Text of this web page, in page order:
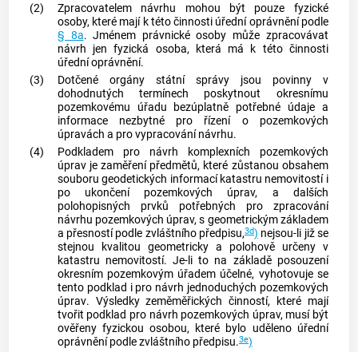
(2)
Zpracovatelem návrhu mohou být pouze fyzické
osoby, které mají k této činnosti úřední oprávnění podle
§ 8a. Jménem právnické osoby může zpracovávat
návrh jen fyzická osoba, která má k této činnosti
úřední oprávnění.
(3)
Dotčené orgány státní správy jsou povinny v
dohodnutých termínech poskytnout okresnímu
pozemkovému úřadu bezúplatně potřebné údaje a
informace nezbytné pro řízení o pozemkových
úpravách a pro vypracování návrhu.
(4)
Podkladem pro návrh komplexních pozemkových
úprav je zaměření předmětů, které zůstanou obsahem
souboru geodetických informací katastru nemovitostíi
po ukončení pozemkových úprav, a dalších
polohopisných prvků potřebných pro zpracování
návrhu pozemkových úprav, s geometrickým základem
a přesností podle zvláštního předpisu,3d) nejsou-li již se
stejnou kvalitou geometricky a polohově určeny v
katastru nemovitostí. Je-li to na základě posouzení
okresním pozemkovým úřadem účelné, vyhotovuje se
tento podklad i pro návrh jednoduchých pozemkových
úprav. Výsledky zeměměřických činností, které mají
tvořit podklad pro návrh pozemkových úprav, musí být
ověřeny fyzickou osobou, které bylo uděleno úřední
oprávnění podle zvláštního předpisu.3e)